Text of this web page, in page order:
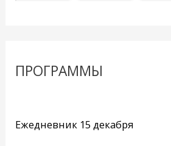
ПРОГРАММЫ
Ежедневник 15 декабря